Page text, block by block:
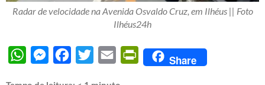
Radar de velocidade na Avenida Osvaldo Cruz, em Ilhéus || Foto
Ilhéus24h
WhatsAppMessengerFacebook
Twitter Email PrintFriendly
Share